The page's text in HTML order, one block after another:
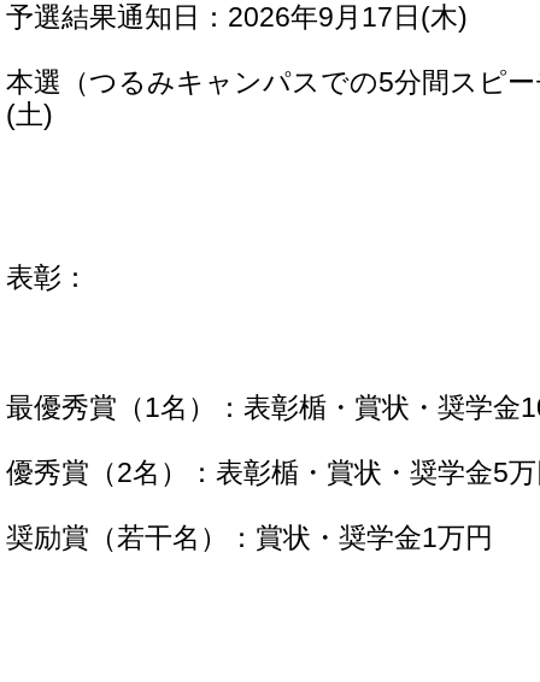
予選結果通知日：2026年9月17日(木)
本選（つるみキャンパスでの5分間スピ
(土)
表彰：
最優秀賞（1名）：表彰楯・賞状・奨学金
優秀賞（2名）：表彰楯・賞状・奨学金5
奨励賞（若干名）：賞状・奨学金1万円